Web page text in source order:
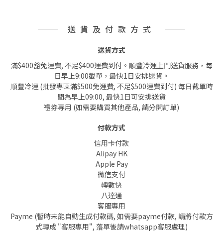
送貨及付款方式
送貨方式
滿$400豁免運費, 不足$400運費到付。順豐冷運上門送貨服務，每
日早上9:00截單，最快1日安排送貨。
順豐冷運 (批發專區滿$500免運費, 不足$500運費到付) 每日截單時
間為早上09:00, 最快1日可安排送貨
禮券專用 (如需要購買其他產品, 請分開訂單)
付款方式
信用卡付款
Alipay HK
Apple Pay
微信支付
轉數快
八達通
客服專用
Payme (暫時未能自動生成付款碼, 如需要payme付款, 請將付款方
式轉成 "客服專用", 落單後請whatsapp客服處理)